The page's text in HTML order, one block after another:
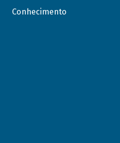
Conhecimento